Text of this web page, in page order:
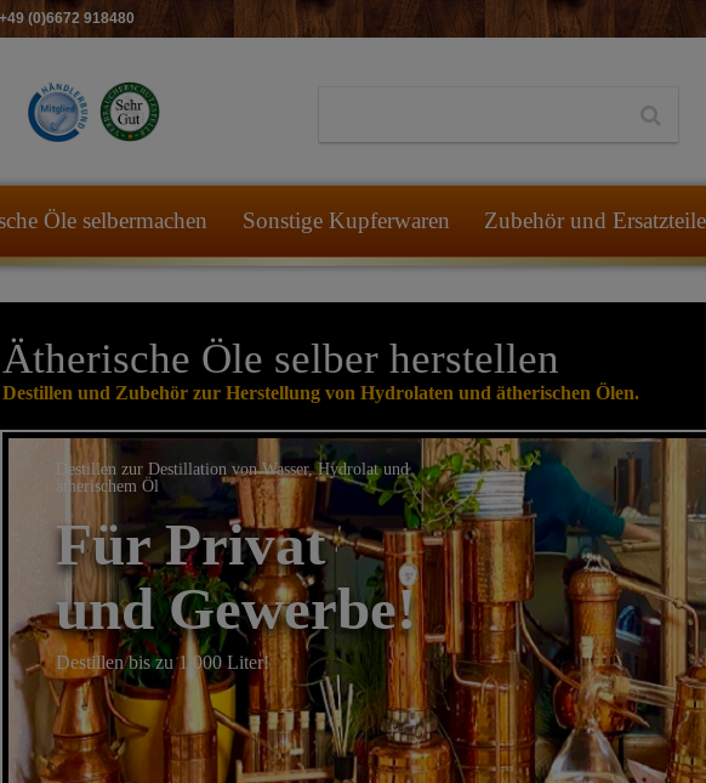
(0)6672 918480
Öle selbermachen Sonstige Kupferwaren Zubehör und Ersatzteile
Ätherische Öle selber herstellen
Destillen und Zubehör zur Herstellung von Hydrolaten und ätherischen Ölen.
Destillen zur Destillation von Wasser, Hydrolat und
ätherischem Öl
Für Privat
und Gewerbe!
Destillen bis zu 1.000 Liter!